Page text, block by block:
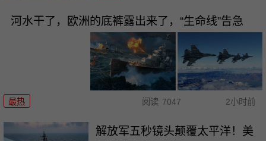
河水干了，欧洲的底裤露出来了，“生命线”告急
最热 阅读 7047 2小时前
解放军五秒镜头颠覆太平洋！美